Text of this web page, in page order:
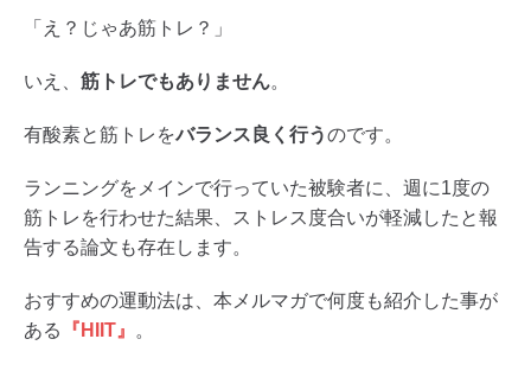
「え？じゃあ筋トレ？」
いえ、 筋トレでもありません。
有酸素と筋トレをバランス良く行うのです。
ランニングをメインで行っていた被験者に、週に1度の
筋トレを行わせた結果、ストレス度合いが軽減したと報
告する論文も存在します。
おすすめの運動法は、本メルマガで何度も紹介した事が
ある
『HIIT』 。